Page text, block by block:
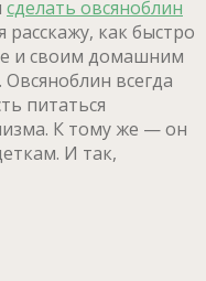
сделать овсяноблин
расскажу, как быстро
и своим домашним
всегда
питаться
К тому же — он
И так,